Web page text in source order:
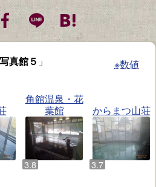
真館５ 」 ※数値
角館温泉・花
葉館
からまつ山荘